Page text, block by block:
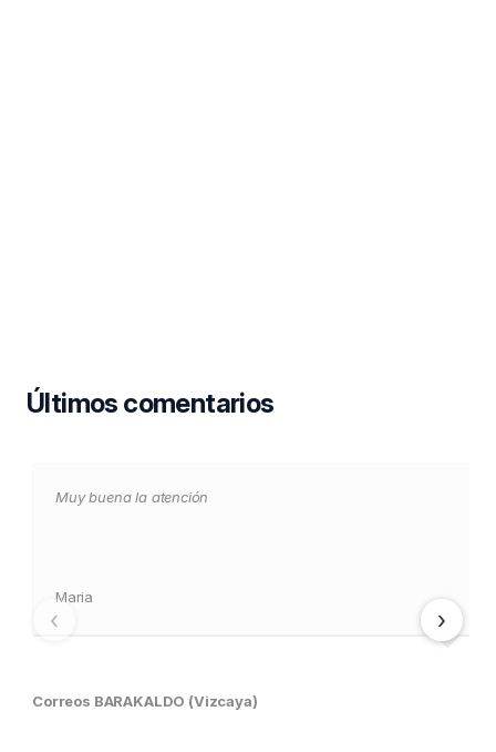
Últimos comentarios
‹ ›
Muy buena la atención
Maria
Correos BARAKALDO (Vizcaya)